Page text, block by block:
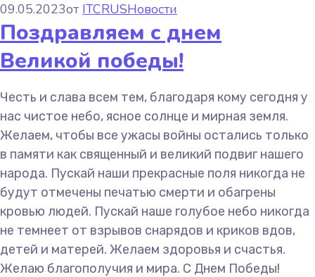
09.05.2023от ITCRUSНовости
Поздравляем с днем
Великой победы!
Честь и слава всем тем, благодаря кому сегодня у
нас чистое небо, ясное солнце и мирная земля.
Желаем, чтобы все ужасы войны остались только
в памяти как священный и великий подвиг нашего
народа. Пускай наши прекрасные поля никогда не
будут отмечены печатью смерти и обагрены
кровью людей. Пускай наше голубое небо никогда
не темнеет от взрывов снарядов и криков вдов,
детей и матерей. Желаем здоровья и счастья.
Желаю благополучия и мира. С Днем Победы!